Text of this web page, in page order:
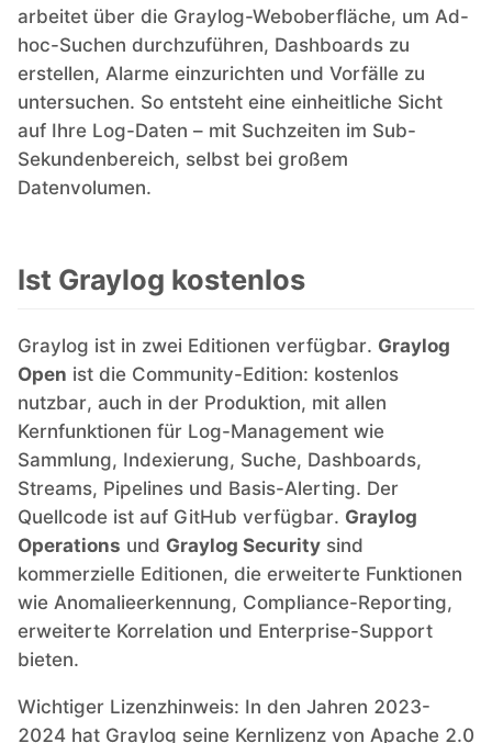
arbeitet über die Graylog-Weboberfläche, um Ad-
hoc-Suchen durchzuführen, Dashboards zu
erstellen, Alarme einzurichten und Vorfälle zu
untersuchen. So entsteht eine einheitliche Sicht
auf Ihre Log-Daten – mit Suchzeiten im Sub-
Sekundenbereich, selbst bei großem
Datenvolumen.
Ist Graylog kostenlos
Graylog ist in zwei Editionen verfügbar. Graylog
Open ist die Community-Edition: kostenlos
nutzbar, auch in der Produktion, mit allen
Kernfunktionen für Log-Management wie
Sammlung, Indexierung, Suche, Dashboards,
Streams, Pipelines und Basis-Alerting. Der
Quellcode ist auf GitHub verfügbar. Graylog
Operations und Graylog Security sind
kommerzielle Editionen, die erweiterte Funktionen
wie Anomalieerkennung, Compliance-Reporting,
erweiterte Korrelation und Enterprise-Support
bieten.
Wichtiger Lizenzhinweis: In den Jahren 2023-
2024 hat Graylog seine Kernlizenz von Apache 2.0